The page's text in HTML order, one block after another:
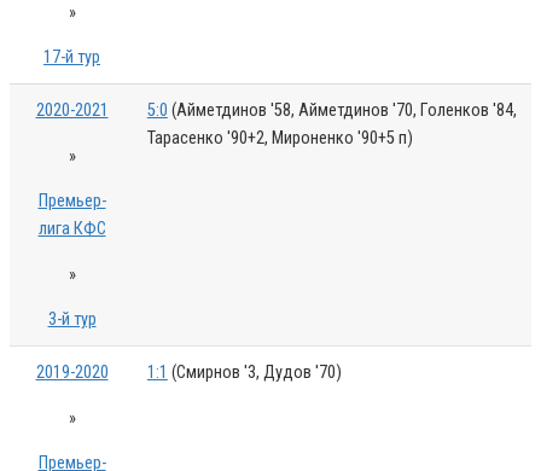
»
17-й тур
2020-2021
»
Премьер-
лига КФС
»
3-й тур
5:0 (Айметдинов '58, Айметдинов '70, Голенков '84,
Тарасенко '90+2, Мироненко '90+5 п)
2019-2020
»
Премьер-
1:1 (Смирнов '3, Дудов '70)